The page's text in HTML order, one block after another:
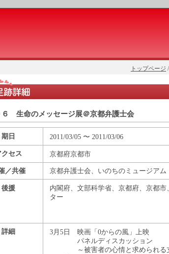
トップページ
６ 生命のメッセージ展＠京都弁護士会
期日 2011/03/05 〜 2011/03/06
クセス 京都府京都市
／共催 京都弁護士会、いのちのミュージアム
後援
内閣府、文部科学省、京都府、京都
ター
詳細
3月5日 映画「0からの風」上映
パネルディスカッション
～被害者の心情と求められる